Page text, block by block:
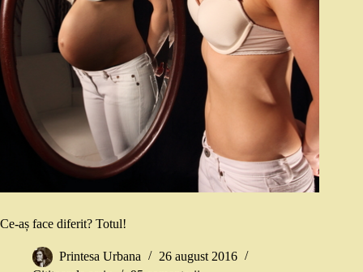
Ce-aș face diferit? Totul!
Printesa Urbana
26 august 2016